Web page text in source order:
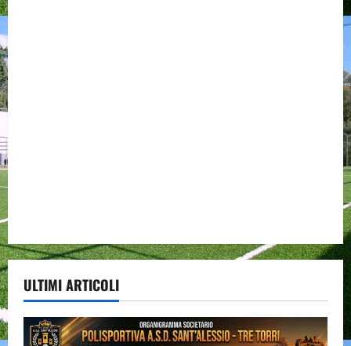
ULTIMI ARTICOLI